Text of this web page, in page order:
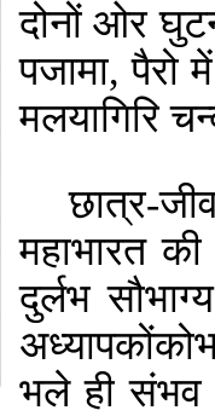
दोनों ओर
पजामा,
मलयागिरि
छात्र-
महाभारत
दुर्लभ
भले ही संभव